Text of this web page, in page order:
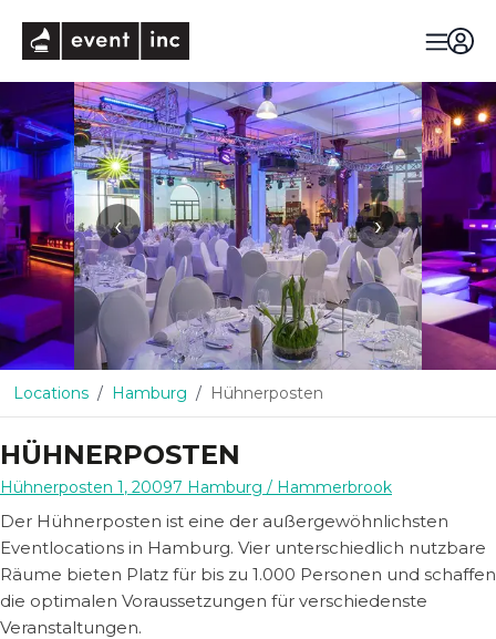
‹ ›
Locations Hamburg Hühnerposten
HÜHNERPOSTEN
Hühnerposten 1, 20097 Hamburg / Hammerbrook
Der Hühnerposten ist eine der außergewöhnlichsten
Eventlocations in Hamburg. Vier unterschiedlich nutzbare
Räume bieten Platz für bis zu 1.000 Personen und schaffen
die optimalen Voraussetzungen für verschiedenste
Veranstaltungen.